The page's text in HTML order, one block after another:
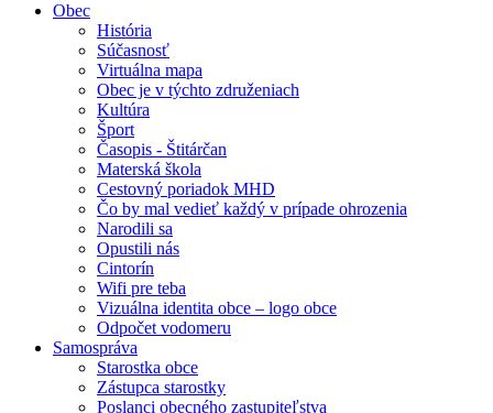
Obec
História
Súčasnosť
Virtuálna mapa
Obec je v týchto združeniach
Kultúra
Šport
Časopis - Štitárčan
Materská škola
Cestovný poriadok MHD
Čo by mal vedieť každý v prípade ohrozenia
Narodili sa
Opustili nás
Cintorín
Wifi pre teba
Vizuálna identita obce – logo obce
Odpočet vodomeru
Samospráva
Starostka obce
Zástupca starostky
Poslanci obecného zastupiteľstva